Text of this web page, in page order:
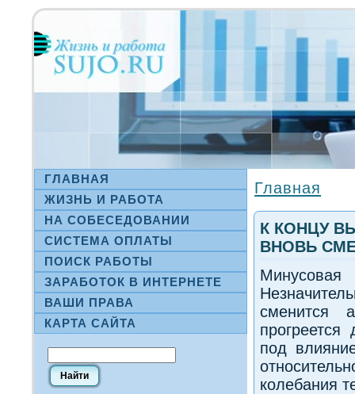
ГЛАВНАЯ
ЖИЗНЬ И РАБОТА
НА СΟБЕСЕДОВАНИИ
СИСТЕМА ОПЛАТЫ
ПОИСК РАБОТЫ
ЗАРАБОТОК В ИНТЕРНЕТЕ
ВАШИ ПРАВА
КАРТА САЙТА
Главная
К КОНЦУ
ВНОВЬ
сменится
под
колебания